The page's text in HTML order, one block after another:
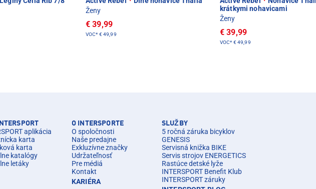
Ženy
€ 39,99
VOC* € 49,99
krátkymi nohavicami
Ženy
€ 39,99
VOC* € 49,99
aplikácia
karta
karta
katalógy
letáky
O INTERSPORTE
O spoločnosti
Naše predajne
Exkluzívne značky
Udržateľnosť
Pre médiá
Kontakt
KARIÉRA
SLUŽBY
5 ročná záruka bicyklov
GENESIS
Servisná knižka BIKE
Servis strojov ENERGETICS
Rastúce detské lyže
INTERSPORT Benefit Klub
INTERSPORT záruky